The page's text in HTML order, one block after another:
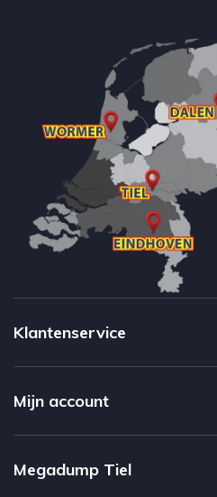
Klantenservice
Mijn account
Megadump Tiel